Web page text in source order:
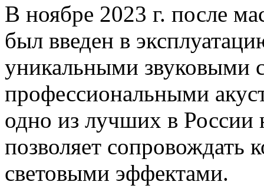
В ноябре 2023 г. после
был введен в
уникальными звуковыми
профессиональными
одно из лучших в России
позволяет
световыми эффектами.